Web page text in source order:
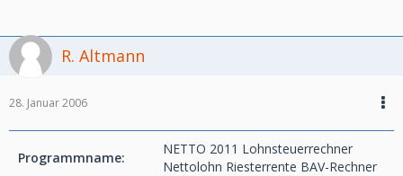
R. Altmann
28. Januar 2006
Programmname:
NETTO 2011 Lohnsteuerrechner
Nettolohn Riesterrente BAV-Rechner